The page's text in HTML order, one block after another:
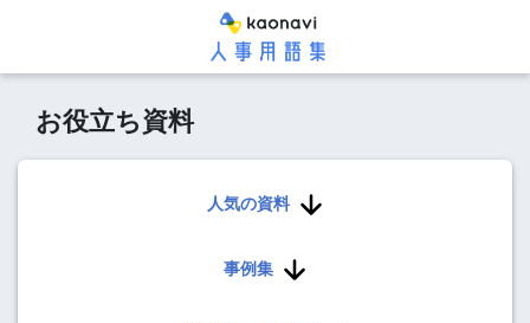
お役立ち資料
人気の資料
事例集